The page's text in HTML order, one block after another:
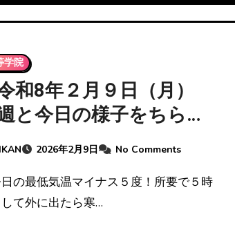
学院
令和8年２月９日（月）
と今日の様子をちらっ
】 2026年2月9日 No Comments
て外に出たら寒…